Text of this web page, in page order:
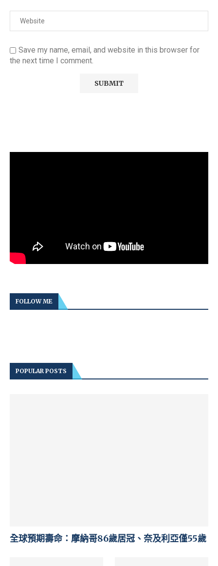
Save my name, email, and website in this browser for
the next time I comment.
FOLLOW ME
POPULAR POSTS
全球預期壽命：摩納哥86歲居冠、奈及利亞僅55歲